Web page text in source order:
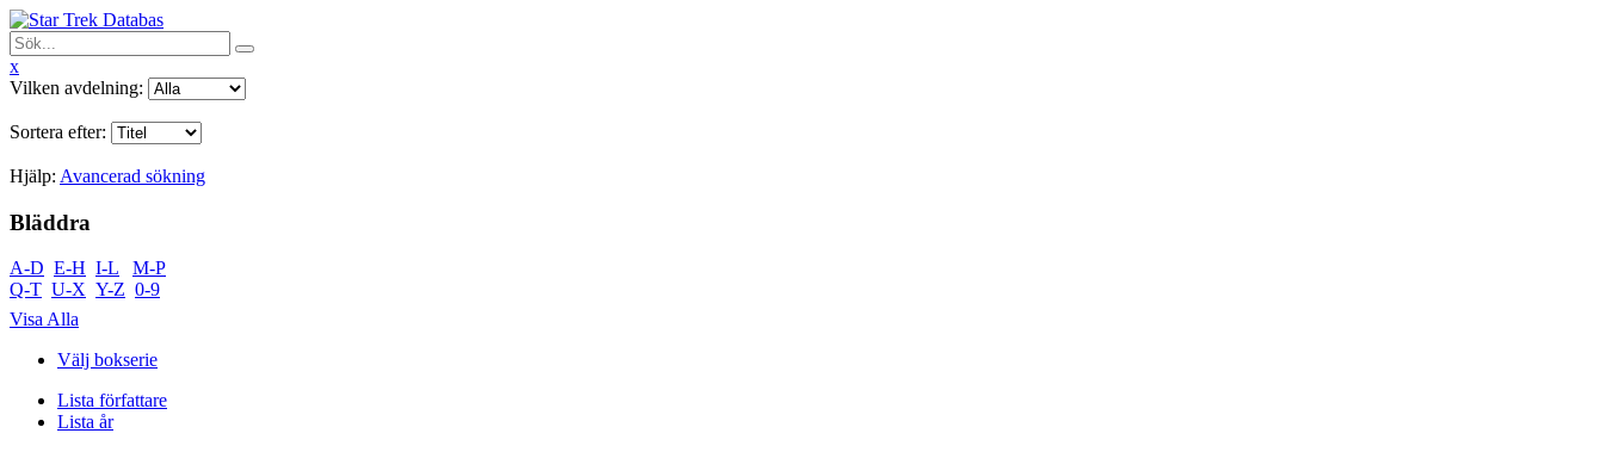
x
Vilken avdelning:
Sortera efter:
Hjälp: Avancerad sökning
Bläddra
A-D E-H I-L
M-P
Q-T U-X Y-Z 0-9
Visa Alla
Välj bokserie
Lista författare
Lista år